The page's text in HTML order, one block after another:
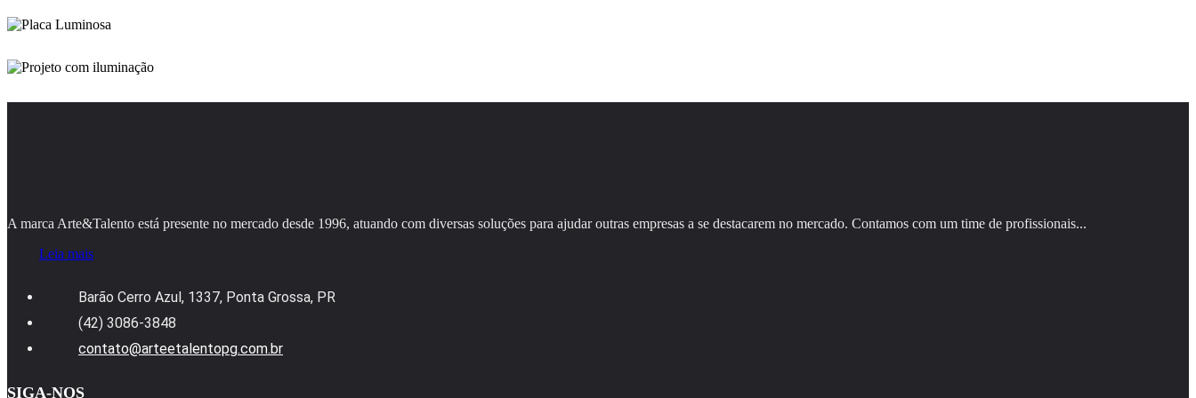
A marca Arte&Talento está presente no mercado desde 1996, atuando com diversas soluções para ajudar outras empresas a se destacarem no mercado. Contamos com um time de profissionais...
Leia mais
Barão Cerro Azul, 1337, Ponta Grossa, PR
(42) 3086-3848
contato@arteetalentopg.com.br
SIGA-NOS